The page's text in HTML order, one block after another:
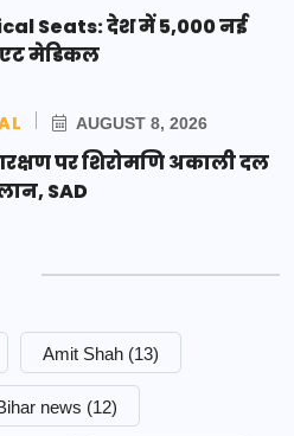
Seats: देश में 5,000 नई
मेडिकल
AUGUST 8, 2026
पर शिरोमणि अकाली दल
SAD
Amit Shah (13)
news (12)